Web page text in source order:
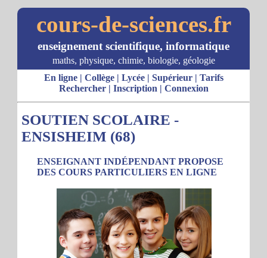
cours-de-sciences.fr
enseignement scientifique, informatique
maths, physique, chimie, biologie, géologie
En ligne| Collège| Lycée| Supérieur| Tarifs
Rechercher| Inscription | Connexion
SOUTIEN SCOLAIRE -
ENSISHEIM (68)
ENSEIGNANT INDÉPENDANT PROPOSE
DES COURS PARTICULIERS EN LIGNE